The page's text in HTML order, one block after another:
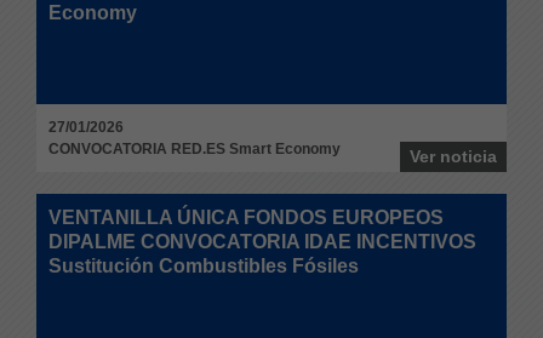
Economy
27/01/2026
CONVOCATORIA RED.ES Smart Economy
Ver noticia
VENTANILLA ÚNICA FONDOS EUROPEOS
DIPALME CONVOCATORIA IDAE INCENTIVOS
Sustitución Combustibles Fósiles